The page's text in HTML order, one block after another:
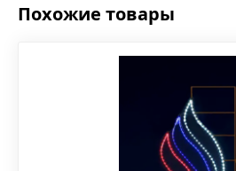
Похожие товары